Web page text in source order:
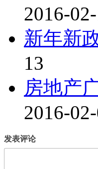
2016-
新年新
13
房地产
2016-
发表评论